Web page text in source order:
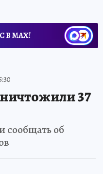
В МАХ!
37
сообщать об